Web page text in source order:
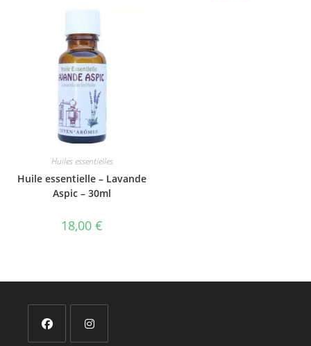
Huiles essentielles
Huile essentielle – Lavande
Aspic – 30ml
18,00€